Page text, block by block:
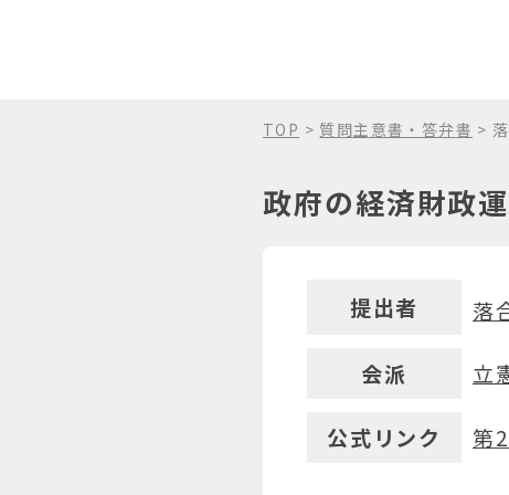
TOP > 質問主意書・答弁書 >
政府の経済財政
提出者 落
会派 立
公式リンク 第